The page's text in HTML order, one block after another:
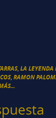
, LA LEYENDA
, RAMON